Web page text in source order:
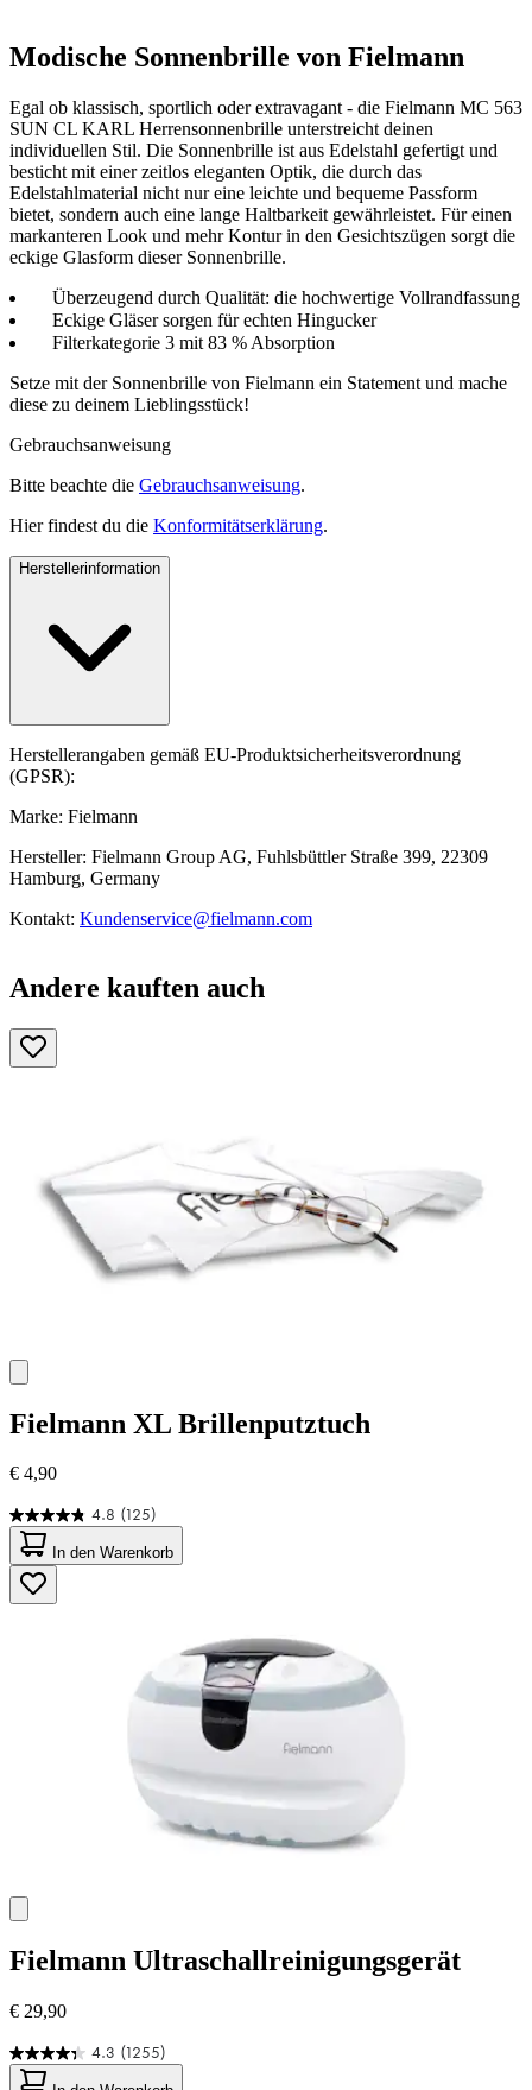
Modische Sonnenbrille von Fielmann
Egal ob klassisch, sportlich oder extravagant - die Fielmann MC 563
SUN CL KARL Herrensonnenbrille unterstreicht deinen
individuellen Stil. Die Sonnenbrille ist aus Edelstahl gefertigt und
besticht mit einer zeitlos eleganten Optik, die durch das
Edelstahlmaterial nicht nur eine leichte und bequeme Passform
bietet, sondern auch eine lange Haltbarkeit gewährleistet. Für einen
markanteren Look und mehr Kontur in den Gesichtszügen sorgt die
eckige Glasform dieser Sonnenbrille.
Überzeugend durch Qualität: die hochwertige Vollrandfassung
Eckige Gläser sorgen für echten Hingucker
Filterkategorie 3 mit 83 % Absorption
Setze mit der Sonnenbrille von Fielmann ein Statement und mache
diese zu deinem Lieblingsstück!
Gebrauchsanweisung
Bitte beachte die Gebrauchsanweisung.
Hier findest du die Konformitätserklärung.
Herstellerinformation
Herstellerangaben gemäß EU-Produktsicherheitsverordnung
(GPSR):
Marke: Fielmann
Hersteller: Fielmann Group AG, Fuhlsbüttler Straße 399, 22309
Hamburg, Germany
Kontakt: Kundenservice@fielmann.com
Andere kauften auch
Fielmann XL Brillenputztuch
€ 4,90
4.8 (125)
4.8
von
5
Sternen.
125
In den Warenkorb
Fielmann Ultraschallreinigungsgerät
€ 29,90
4.3 (1255)
4.3
von